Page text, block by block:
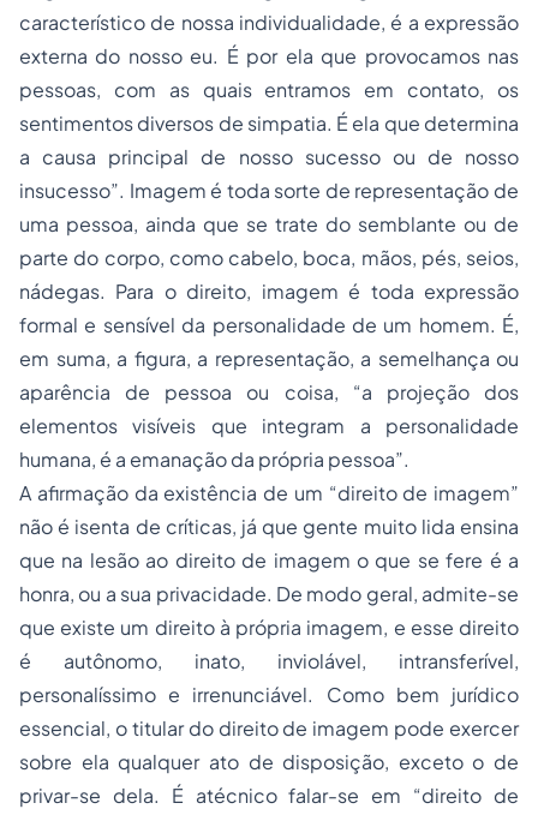
característico de nossa individualidade, é a expressão
externa do nosso eu. É por ela que provocamos nas
pessoas, com as quais entramos em contato, os
sentimentos diversos de simpatia. É ela que determina
a causa principal de nosso sucesso ou de nosso
insucesso”. Imagem é toda sorte de representação de
uma pessoa, ainda que se trate do semblante ou de
parte do corpo, como cabelo, boca, mãos, pés, seios,
nádegas. Para o direito, imagem é toda expressão
formal e sensível da personalidade de um homem. É,
em suma, a figura, a representação, a semelhança ou
aparência de pessoa ou coisa, “a projeção dos
elementos visíveis que integram a personalidade
humana, é a emanação da própria pessoa”.
A afirmação da existência de um “direito de imagem”
não é isenta de críticas, já que gente muito lida ensina
que na lesão ao direito de imagem o que se fere é a
honra, ou a sua privacidade. De modo geral, admite-se
que existe um direito à própria imagem, e esse direito
é autônomo, inato, inviolável, intransferível,
personalíssimo e irrenunciável. Como bem jurídico
essencial, o titular do direito de imagem pode exercer
sobre ela qualquer ato de disposição, exceto o de
privar-se dela. É atécnico falar-se em “direito de